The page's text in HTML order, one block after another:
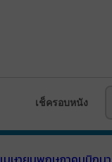
เช็ครอบหนัง